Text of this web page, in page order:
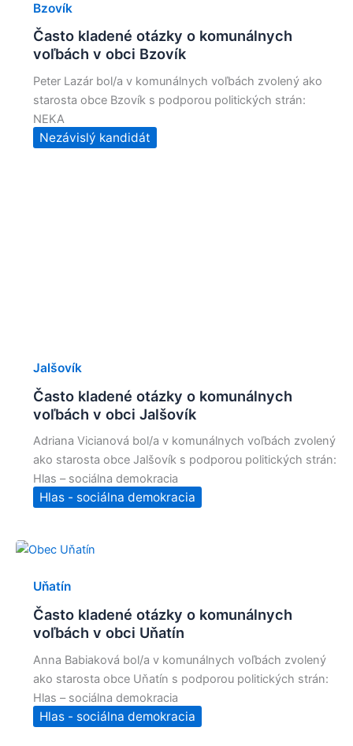
Bzovík
Často kladené otázky o komunálnych
voľbách v obci Bzovík
Peter Lazár bol/a v komunálnych voľbách zvolený ako
starosta obce Bzovík s podporou politických strán:
NEKA
Nezávislý kandidát
Jalšovík
Často kladené otázky o komunálnych
voľbách v obci Jalšovík
Adriana Vicianová bol/a v komunálnych voľbách zvolený
ako starosta obce Jalšovík s podporou politických strán:
Hlas – sociálna demokracia
Hlas - sociálna demokracia
Uňatín
Často kladené otázky o komunálnych
voľbách v obci Uňatín
Anna Babiaková bol/a v komunálnych voľbách zvolený
ako starosta obce Uňatín s podporou politických strán:
Hlas – sociálna demokracia
Hlas - sociálna demokracia